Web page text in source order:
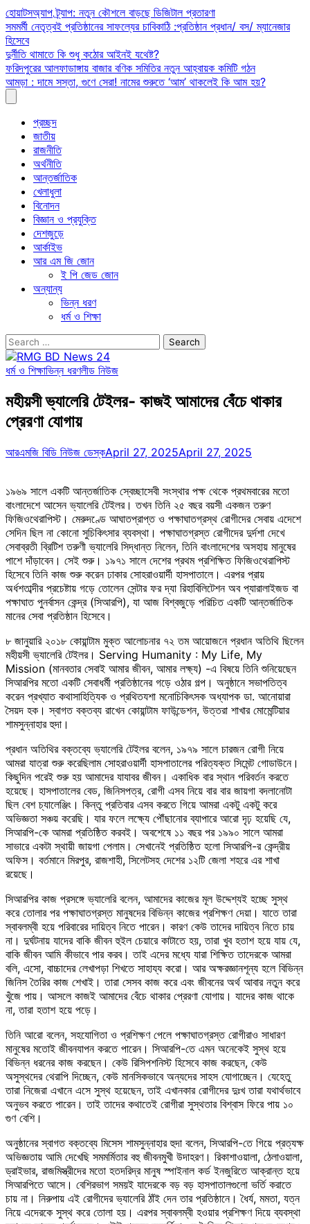
Skip
to
content
হোয়াটসঅ্যাপ ট্র্যাপ: নতুন কৌশলে বাড়ছে ডিজিটাল প্রতারণা
সমমর্মী নেতৃত্বই প্রতিষ্ঠানের সাফল্যের চাবিকাঠি :প্রতিষ্ঠান প্রধান/ বস/ ম্যানেজার
হিসেবে
দুর্নীতি থামাতে কি শুধু কঠোর আইনই যথেষ্ট?
ফরিদপুরের আলফাডাঙ্গায় বাজার বণিক সমিতির নতুন আহ্বায়ক কমিটি গঠন
আমড়া : দামে সস্তা, গুণে সেরা! নামের শুরুতে ‘আম’ থাকলেই কি আম হয়?
প্রচ্ছদ
জাতীয়
রাজনীতি
অর্থনীতি
আন্তর্জাতিক
খেলাধুলা
বিনোদন
বিজ্ঞান ও প্রযুক্তি
দেশজুড়ে
আর্কাইভ
আর এম জি জোন
ই পি জেড জোন
অন্যান্য
ভিন্ন ধরণ
ধর্ম ও শিক্ষা
Search
for:
ধর্ম ও শিক্ষাভিন্ন ধরণলীড নিউজ
মহীয়সী ভ্যালেরি টেইলর- কাজই আমাদের বেঁচে থাকার
প্রেরণা যোগায়
আরএমজি বিডি নিউজ ডেস্কApril 27, 2025April 27, 2025
১৯৬৯ সালে একটি আন্তর্জাতিক স্বেচ্ছাসেবী সংস্থার পক্ষ থেকে প্রথমবারের মতো
বাংলাদেশে আসেন ভ্যালেরি টেইলর। তখন তিনি ২৫ বছর বয়সী একজন তরুণ
ফিজিওথেরাপিস্ট। মেরুদণ্ডে আঘাতপ্রাপ্ত ও পক্ষাঘাতগ্রস্থ রোগীদের সেবায় এদেশে
সেদিন ছিল না কোনো সুচিকিৎসার ব্যবস্থা। পক্ষাঘাতগ্রস্ত রোগীদের দুর্দশা দেখে
সেবাব্রতী ব্রিটিশ তরুণী ভ্যালেরি সিদ্ধান্ত নিলেন, তিনি বাংলাদেশের অসহায় মানুষের
পাশে দাঁড়াবেন। সেই শুরু। ১৯৭১ সালে দেশের প্রথম প্রশিক্ষিত ফিজিওথেরাপিস্ট
হিসেবে তিনি কাজ শুরু করেন ঢাকার সোহরাওয়ার্দী হাসপাতালে। এরপর প্রায়
অর্ধশতাব্দীর প্রচেষ্টায় গড়ে তোলেন সেন্টার ফর দ্যা রিহাবিলিটেশন অব প্যারালাইজড বা
পক্ষাঘাত পুনর্বাসন কেন্দ্র (সিআরপি), যা আজ বিশ্বজুড়ে পরিচিত একটি আন্তর্জাতিক
মানের সেবা প্রতিষ্ঠান হিসেবে।
৮ জানুয়ারি ২০১৮ কোয়ান্টাম মুক্ত আলোচনার ৭২ তম আয়োজনে প্রধান অতিথি ছিলেন
মহীয়সী ভ্যালেরি টেইলর। Serving Humanity : My Life, My
Mission (মানবতার সেবাই আমার জীবন, আমার লক্ষ্য) -এ বিষয়ে তিনি শুনিয়েছেন
সিআরপির মতো একটি সেবাধর্মী প্রতিষ্ঠানের গড়ে ওঠার গল্প। অনুষ্ঠানে সভাপতিত্ব
করেন প্রখ্যাত কথাসাহিত্যিক ও প্রথিতযশা মনোচিকিৎসক অধ্যাপক ডা. আনোয়ারা
সৈয়দ হক। স্বাগত বক্তব্য রাখেন কোয়ান্টাম ফাউন্ডেশন, উত্তরা শাখার মোমেন্টিয়ার
শামসুন্নাহার হুদা।
প্রধান অতিথির বক্তব্যে ভ্যালেরি টেইলর বলেন, ১৯৭৯ সালে চারজন রোগী নিয়ে
আমরা যাত্রা শুরু করেছিলাম সোহরাওয়ার্দী হাসপাতালের পরিত্যক্ত সিমেন্ট গোডাউনে।
কিছুদিন পরেই শুরু হয় আমাদের যাযাবর জীবন। একাধিক বার স্থান পরিবর্তন করতে
হয়েছে। হাসপাতালের বেড, জিনিসপত্র, রোগী এসব নিয়ে বার বার জায়গা বদলানোটা
ছিল বেশ চ্যালেঞ্জিং। কিন্তু প্রতিবার এসব করতে গিয়ে আমরা একটু একটু করে
অভিজ্ঞতা সঞ্চয় করেছি। যার ফলে লক্ষ্যে পৌঁছানোর ব্যাপারে আরো দৃঢ় হয়েছি যে,
সিআরপি-কে আমরা প্রতিষ্ঠিত করবই। অবশেষে ১১ বছর পর ১৯৯০ সালে আমরা
সাভারে একটা স্থায়ী জায়গা পেলাম। সেখানেই প্রতিষ্ঠিত হলো সিআরপি-র কেন্দ্রীয়
অফিস। বর্তমানে মিরপুর, রাজশাহী, সিলেটসহ দেশের ১২টি জেলা শহরে এর শাখা
রয়েছে।
সিআরপির কাজ প্রসঙ্গে ভ্যালেরি বলেন, আমাদের কাজের মূল উদ্দেশ্যই হচ্ছে সুস্থ
করে তোলার পর পক্ষাঘাতগ্রস্ত মানুষদের বিভিন্ন কাজের প্রশিক্ষণ দেয়া। যাতে তারা
স্বাবলম্বী হয়ে পরিবারের দায়িত্ব নিতে পারেন। কারণ কেউ তাদের দায়িত্ব নিতে চায়
না। দুর্ঘটনায় যাদের বাকি জীবন হুইল চেয়ারে কাটাতে হয়, তারা খুব হতাশ হয়ে যায় যে,
বাকি জীবন আমি কীভাবে পার করব। তাই এদের মধ্যে যারা শিক্ষিত তাদেরকে আমরা
বলি, এসো, বাচ্চাদের লেখাপড়া শিখতে সাহায্য করো। আর অক্ষরজ্ঞানশূন্য হলে বিভিন্ন
জিনিস তৈরির কাজ শেখাই। তারা সেসব কাজ করে এবং জীবনের অর্থ আবার নতুন করে
খুঁজে পায়। আসলে কাজই আমাদের বেঁচে থাকার প্রেরণা যোগায়। যাদের কাজ থাকে
না, তারা হতাশ হয়ে পড়ে।
তিনি আরো বলেন, সহযোগিতা ও প্রশিক্ষণ পেলে পক্ষাঘাতগ্রস্ত রোগীরাও সাধারণ
মানুষের মতোই জীবনযাপন করতে পারেন। সিআরপি-তে এমন অনেকেই সুস্থ হয়ে
বিভিন্ন ধরনের কাজ করছেন। কেউ রিসিপশনিস্ট হিসেবে কাজ করছেন, কেউ
অসুস্থদের থেরাপি দিচ্ছেন, কেউ মানসিকভাবে অন্যদের সাহস যোগাচ্ছেন। যেহেতু
তারা নিজেরা এখানে এসে সুস্থ হয়েছেন, তাই এখানকার রোগীদের দুঃখ তারা যথার্থভাবে
অনুভব করতে পারেন। তাই তাদের কথাতেই রোগীরা সুস্থতার বিশ্বাস ফিরে পায় ১০
গুণ বেশি।
অনুষ্ঠানের স্বাগত বক্তব্যে মিসেস শামসুন্নাহার হুদা বলেন, সিআরপি-তে গিয়ে প্রত্যক্ষ
অভিজ্ঞতায় আমি দেখেছি সমমর্মিতার বহু জীবনমুখী উদাহরণ। রিকাশাওয়ালা, ঠেলাওয়ালা,
ড্রাইভার, রাজমিস্ত্রীদের মতো হতদরিদ্র মানুষ স্পাইনাল কর্ড ইনজুরিতে আক্রান্ত হয়ে
সিআরপিতে আসে। বেশিরভাগ সময়ই যাদেরকে বড় বড় হাসপাতালগুলো ভর্তি করাতে
চায় না। নিরুপায় এই রোগীদের ভ্যালেরি ঠাঁই দেন তার প্রতিষ্ঠানে। ধৈর্য, মমতা, যত্ন
নিয়ে এদেরকে সুস্থ করে তোলা হয়। এরপর স্বাবলম্বী হওয়ার প্রশিক্ষণ দিয়ে ব্যবস্থা